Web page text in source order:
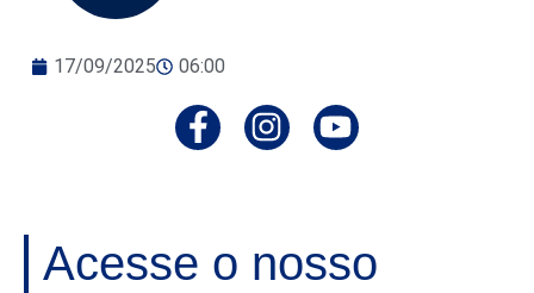
17/09/2025 06:00
Acesse o nosso